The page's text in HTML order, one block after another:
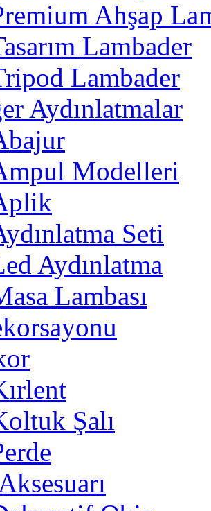
Ahşap
Lambader
Lambader
Aydınlatmalar
Modelleri
Seti
Aydınlatma
Lambası
Şalı